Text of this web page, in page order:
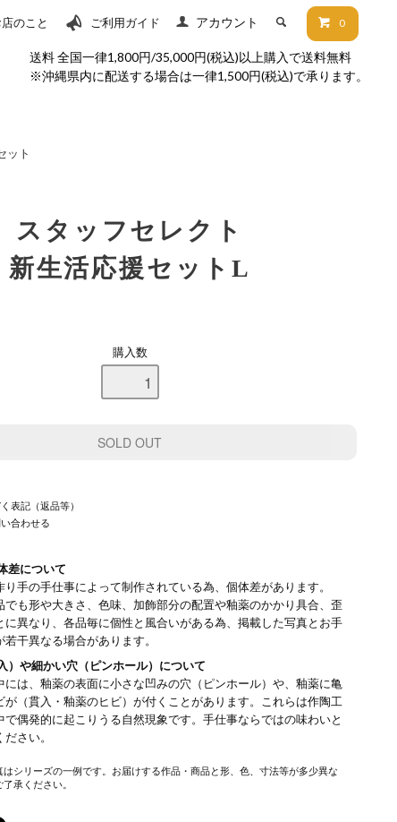
のこと ご利用ガイド アカウント 0
送料 全国一律1,800円/35,000円(税込)以上購入で送料無料
※沖縄県内に配送する場合は一律1,500円(税込)で承ります。
ット
スタッフセレクト
新生活応援セットL
購入数
表記（返品等）
合わせる
差について
手の手仕事によって制作されている為、個体差があります。
でも形や大きさ、色味、加飾部分の配置や釉薬のかかり具合、歪
に異なり、各品毎に個性と風合いがある為、掲載した写真とお手
干異なる場合があります。
）や細かい穴（ピンホール）について
には、釉薬の表面に小さな凹みの穴（ピンホール）や、釉薬に亀
が（貫入・釉薬のヒビ）が付くことがあります。これらは作陶工
で偶発的に起こりうる自然現象です。手仕事ならではの味わいと
ださい。
シリーズの一例です。お届けする作品・商品と形、色、寸法等が多少異な
承ください。